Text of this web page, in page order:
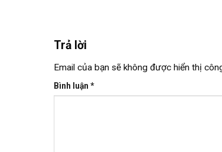
Trả lời
Email của bạn sẽ không được hiển thị
Bình luận *